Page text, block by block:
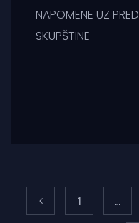
NAPOMENE UZ
SKUPŠTINE
1